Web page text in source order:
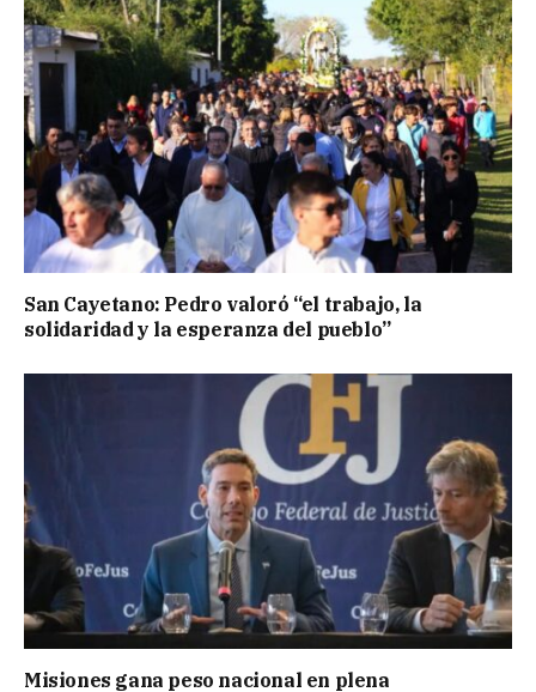
San Cayetano: Pedro valoró “el trabajo, la
solidaridad y la esperanza del pueblo”
Misiones gana peso nacional en plena